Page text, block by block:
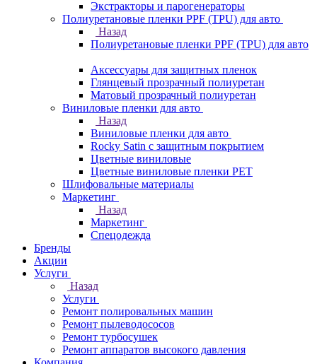
Экстракторы и парогенераторы
Полиуретановые пленки PPF (TPU) для авто
Назад
Полиуретановые пленки PPF (TPU) для авто
Аксессуары для защитных пленок
Глянцевый прозрачный полиуретан
Матовый прозрачный полиуретан
Виниловые пленки для авто
Назад
Виниловые пленки для авто
Rocky Satin с защитным покрытием
Цветные виниловые
Цветные виниловые пленки PET
Шлифовальные материалы
Маркетинг
Назад
Маркетинг
Спецодежда
Бренды
Акции
Услуги
Назад
Услуги
Ремонт полировальных машин
Ремонт пылеводососов
Ремонт турбосушек
Ремонт аппаратов высокого давления